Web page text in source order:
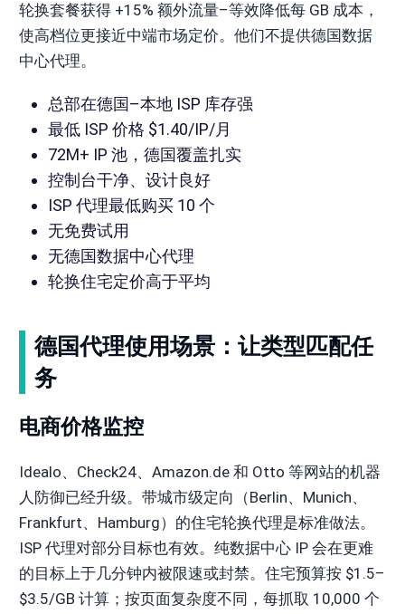
轮换套餐获得 +15% 额外流量–等效降低每 GB 成本，
使高档位更接近中端市场定价。他们不提供德国数据
中心代理。
总部在德国–本地 ISP 库存强
最低 ISP 价格 $1.40/IP/月
72M+ IP 池，德国覆盖扎实
控制台干净、设计良好
ISP 代理最低购买 10 个
无免费试用
无德国数据中心代理
轮换住宅定价高于平均
德国代理使用场景：让类型匹配任
务
电商价格监控
Idealo、Check24、Amazon.de 和 Otto 等网站的机器
人防御已经升级。带城市级定向（Berlin、Munich、
Frankfurt、Hamburg）的住宅轮换代理是标准做法。
ISP 代理对部分目标也有效。纯数据中心 IP 会在更难
的目标上于几分钟内被限速或封禁。住宅预算按 $1.5–
$3.5/GB 计算；按页面复杂度不同，每抓取 10,000 个